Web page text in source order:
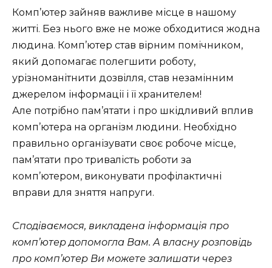
Комп’ютер зайняв важливе місце в нашому
житті. Без нього вже не може обходитися жодна
людина. Комп’ютер став вірним помічником,
який допомагає полегшити роботу,
урізноманітнити дозвілля, став незамінним
джерелом інформації і її хранителем!
Але потрібно пам’ятати і про шкідливий вплив
комп’ютера на організм людини. Необхідно
правильно організувати своє робоче місце,
пам’ятати про тривалість роботи за
комп’ютером, виконувати профілактичні
вправи для зняття напруги.
Сподіваємося, викладена інформація про
комп’ютер допомогла Вам. А власну розповідь
про комп’ютер Ви можете залишати через